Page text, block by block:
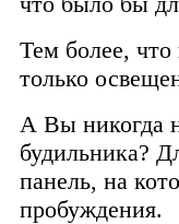
Тем более,
только
А Вы никогда
будильника?
панель, на
пробуждения.